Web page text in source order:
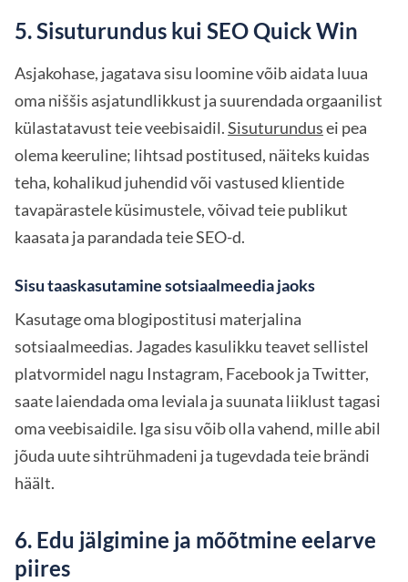
5. Sisuturundus kui SEO Quick Win
Asjakohase, jagatava sisu loomine võib aidata luua
oma niššis asjatundlikkust ja suurendada orgaanilist
külastatavust teie veebisaidil.Sisuturundusei pea
olema keeruline; lihtsad postitused, näiteks kuidas
teha, kohalikud juhendid või vastused klientide
tavapärastele küsimustele, võivad teie publikut
kaasata ja parandada teie SEO-d.
Sisu taaskasutamine sotsiaalmeedia jaoks
Kasutage oma blogipostitusi materjalina
sotsiaalmeedias. Jagades kasulikku teavet sellistel
platvormidel nagu Instagram, Facebook ja Twitter,
saate laiendada oma leviala ja suunata liiklust tagasi
oma veebisaidile. Iga sisu võib olla vahend, mille abil
jõuda uute sihtrühmadeni ja tugevdada teie brändi
häält.
6. Edu jälgimine ja mõõtmine eelarve
piires